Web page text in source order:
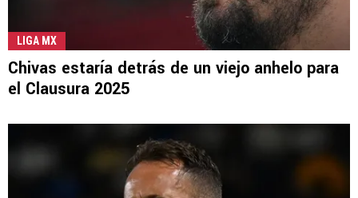
LIGA MX
Chivas estaría detrás de un viejo anhelo para
el Clausura 2025